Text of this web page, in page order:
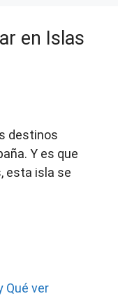
en Islas
destinos
Y es que
esta isla se
Qué ver